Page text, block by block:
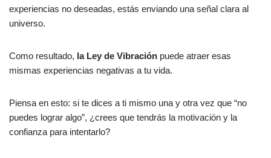
experiencias no deseadas, estás enviando una señal clara al
universo.
Como resultado, la Ley de Vibración puede atraer esas
mismas experiencias negativas a tu vida.
Piensa en esto: si te dices a ti mismo una y otra vez que “no
puedes lograr algo”, ¿crees que tendrás la motivación y la
confianza para intentarlo?